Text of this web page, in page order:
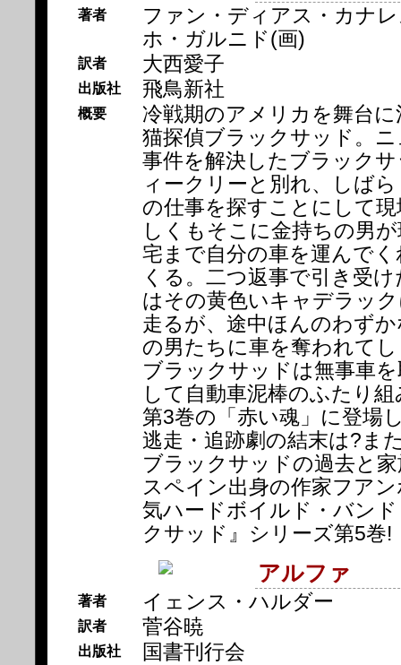
著者
ファン・ディアス・カナ
ホ・ガルニド(画)
訳者 大西愛子
出版社 飛鳥新社
概要
冷戦期のアメリカを舞台
猫探偵ブラックサッド。
事件を解決したブラック
ィークリーと別れ、しば
の仕事を探すことにして
しくもそこに金持ちの男
宅まで自分の車を運んで
くる。二つ返事で引き受
はその黄色いキャデラッ
走るが、途中ほんのわず
の男たちに車を奪われて
ブラックサッドは無事車
して自動車泥棒のふたり
第3巻の「赤い魂」に登場
逃走・追跡劇の結末は?ま
ブラックサッドの過去と
スペイン出身の作家フア
気ハードボイルド・バン
クサッド』シリーズ第5巻!
アルファ
著者 イェンス・ハルダー
訳者 菅谷暁
出版社 国書刊行会